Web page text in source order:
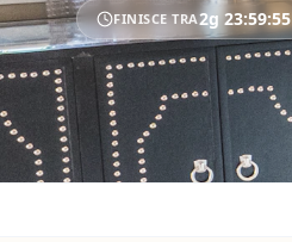
FINISCE TRA2g23:59:53